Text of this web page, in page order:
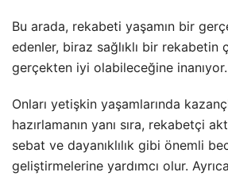
Bu arada, rekabeti yaşamın bir
edenler, biraz sağlıklı bir rekabetin
gerçekten iyi olabileceğine inanıyor.
Onları yetişkin yaşamlarında
hazırlamanın yanı sıra, rekabetçi
sebat ve dayanıklılık gibi önemli
geliştirmelerine yardımcı olur.